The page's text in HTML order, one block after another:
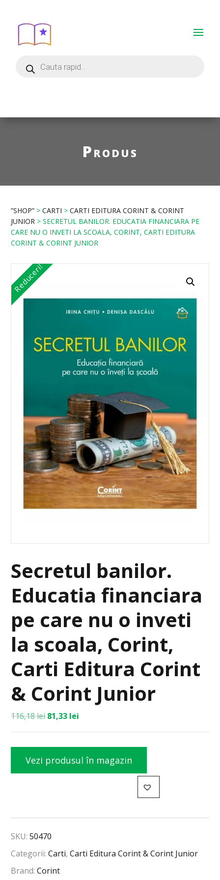
Produs
”SHOP” >CARTI >CARTI EDITURA CORINT & CORINT
JUNIOR > SECRETUL BANILOR. EDUCATIA FINANCIARA PE
CARE NU O INVETI LA SCOALA, CORINT, CARTI EDITURA
CORINT & CORINT JUNIOR
Reduceri!
Secretul banilor.
Educatia financiara
pe care nu o inveti
la scoala, Corint,
Carti Editura Corint
& Corint Junior
116,18lei 81,33 lei
Vezi produsul în magazin
SKU:50470
Categorii:Carti,Carti Editura Corint & Corint Junior
Brand:Corint